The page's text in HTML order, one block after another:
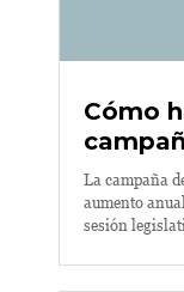
Cómo
La campaña
aumento
sesión